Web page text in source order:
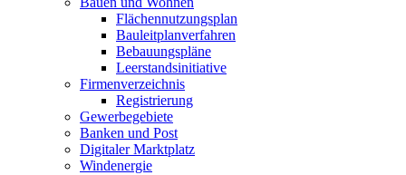
Flächennutzungsplan
Bauleitplanverfahren
Bebauungspläne
Leerstandsinitiative
Firmenverzeichnis
Registrierung
Gewerbegebiete
Banken und Post
Digitaler Marktplatz
Windenergie